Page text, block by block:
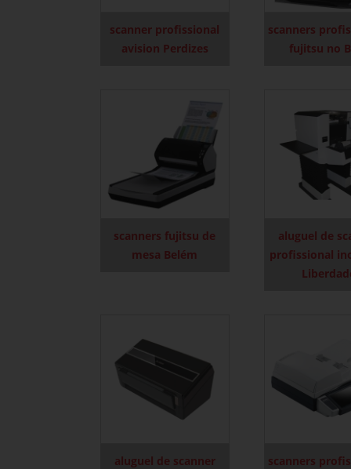
scanner profissional
avision Perdizes
scanners
fujitsu no
scanners fujitsu de
mesa Belém
aluguel de
profissional
aluguel de scanner
scanners